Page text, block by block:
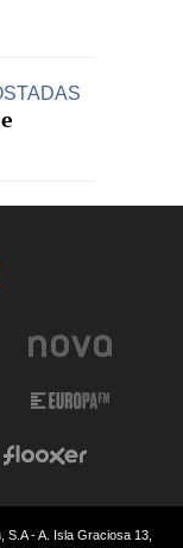
- A. Isla Graciosa 13,